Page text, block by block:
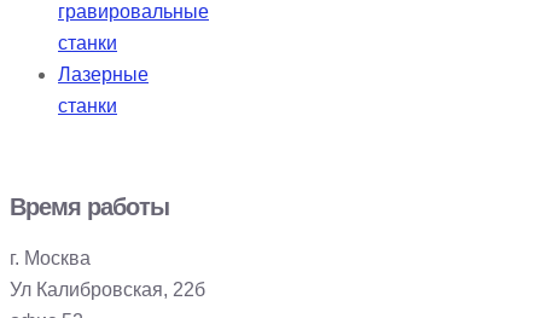
гравировальные
станки
Лазерные
станки
Время работы
г. Москва
Ул Калибровская, 22б